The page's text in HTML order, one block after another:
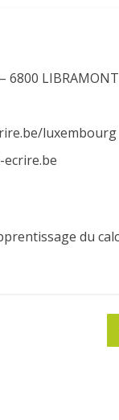
6800 LIBRAMONT
luxembourg
du